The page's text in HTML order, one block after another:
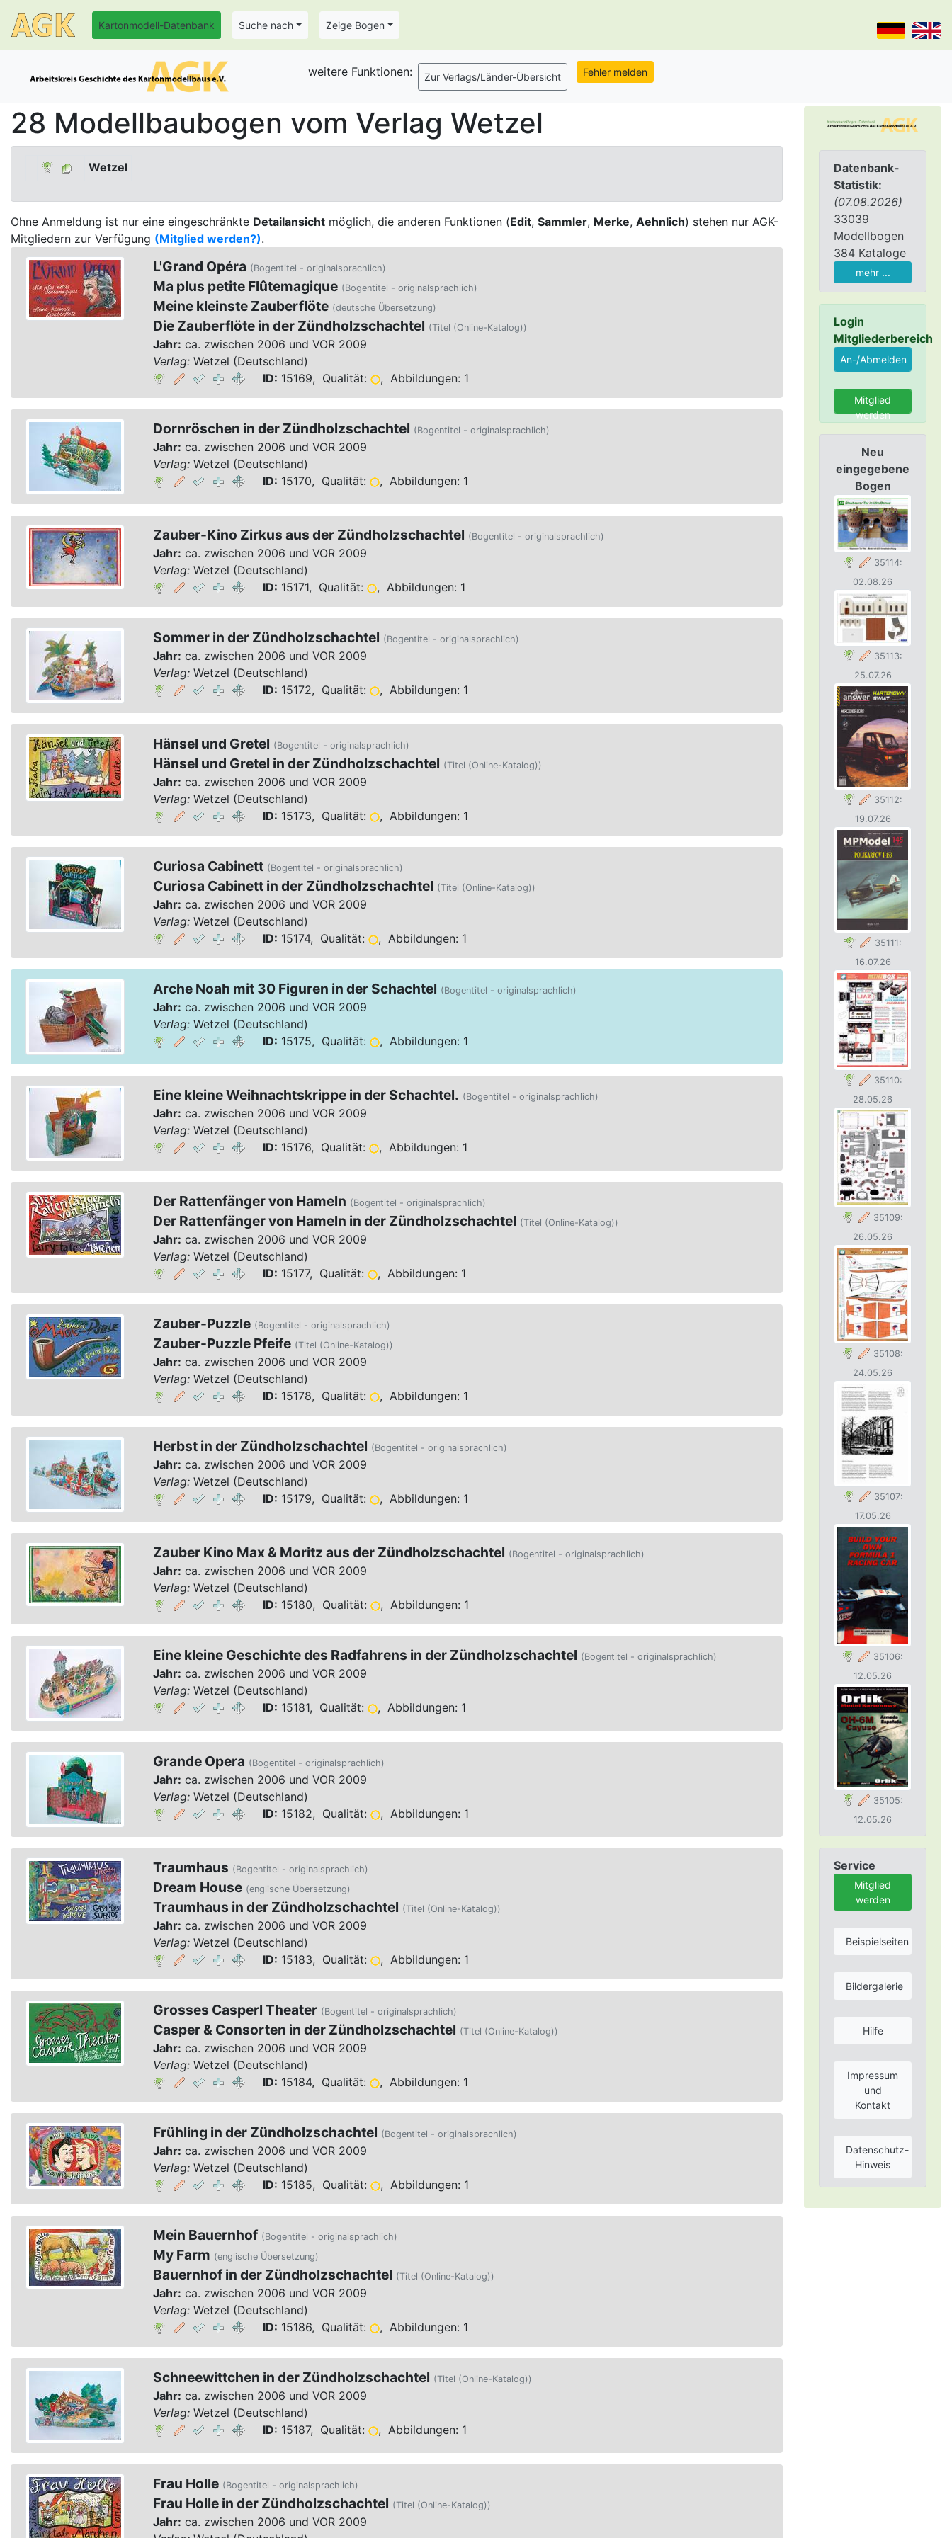
Kartonmodell-Datenbank Suche nach Zeige Bogen
Datenbank-
Statistik:
(07.08.2026)
33039
Modellbogen
384 Kataloge
mehr ...
Login
Mitgliederbereich
Mitglied
werden
Neu
eingegebene
Bogen
35114:
02.08.26
35113:
25.07.26
35112:
19.07.26
35111:
16.07.26
35110:
28.05.26
35109:
26.05.26
35108:
24.05.26
35107:
17.05.26
35106:
12.05.26
35105:
12.05.26
Service
Mitglied
werden
Beispielseiten
Bildergalerie
Hilfe
Impressum
und
Kontakt
Datenschutz-
Hinweis
weitere Funktionen:
28 Modellbaubogen vom Verlag Wetzel
Wetzel
Ohne Anmeldung ist nur eine eingeschränkte Detailansicht möglich, die anderen Funktionen (Edit, Sammler, Merke, Aehnlich) stehen nur AGK-
Mitgliedern zur Verfügung (Mitglied werden?).
L'Grand Opéra (Bogentitel - originalsprachlich)
Ma plus petite Flûtemagique (Bogentitel - originalsprachlich)
Meine kleinste Zauberflöte (deutsche Übersetzung)
Die Zauberflöte in der Zündholzschachtel (Titel (Online-Katalog))
Jahr: ca. zwischen 2006 und VOR 2009
Verlag:Wetzel (Deutschland)
ID: 15169, Qualität: , Abbildungen: 1
Dornröschen in der Zündholzschachtel (Bogentitel - originalsprachlich)
Jahr: ca. zwischen 2006 und VOR 2009
Verlag:Wetzel (Deutschland)
ID: 15170, Qualität: , Abbildungen: 1
Zauber-Kino Zirkus aus der Zündholzschachtel (Bogentitel - originalsprachlich)
Jahr: ca. zwischen 2006 und VOR 2009
Verlag:Wetzel (Deutschland)
ID: 15171, Qualität: , Abbildungen: 1
Sommer in der Zündholzschachtel (Bogentitel - originalsprachlich)
Jahr: ca. zwischen 2006 und VOR 2009
Verlag:Wetzel (Deutschland)
ID: 15172, Qualität: , Abbildungen: 1
Hänsel und Gretel (Bogentitel - originalsprachlich)
Hänsel und Gretel in der Zündholzschachtel (Titel (Online-Katalog))
Jahr: ca. zwischen 2006 und VOR 2009
Verlag:Wetzel (Deutschland)
ID: 15173, Qualität: , Abbildungen: 1
Curiosa Cabinett (Bogentitel - originalsprachlich)
Curiosa Cabinett in der Zündholzschachtel (Titel (Online-Katalog))
Jahr: ca. zwischen 2006 und VOR 2009
Verlag:Wetzel (Deutschland)
ID: 15174, Qualität: , Abbildungen: 1
Arche Noah mit 30 Figuren in der Schachtel (Bogentitel - originalsprachlich)
Jahr: ca. zwischen 2006 und VOR 2009
Verlag:Wetzel (Deutschland)
ID: 15175, Qualität: , Abbildungen: 1
Eine kleine Weihnachtskrippe in der Schachtel. (Bogentitel - originalsprachlich)
Jahr: ca. zwischen 2006 und VOR 2009
Verlag:Wetzel (Deutschland)
ID: 15176, Qualität: , Abbildungen: 1
Der Rattenfänger von Hameln (Bogentitel - originalsprachlich)
Der Rattenfänger von Hameln in der Zündholzschachtel (Titel (Online-Katalog))
Jahr: ca. zwischen 2006 und VOR 2009
Verlag:Wetzel (Deutschland)
ID: 15177, Qualität: , Abbildungen: 1
Zauber-Puzzle (Bogentitel - originalsprachlich)
Zauber-Puzzle Pfeife (Titel (Online-Katalog))
Jahr: ca. zwischen 2006 und VOR 2009
Verlag:Wetzel (Deutschland)
ID: 15178, Qualität: , Abbildungen: 1
Herbst in der Zündholzschachtel (Bogentitel - originalsprachlich)
Jahr: ca. zwischen 2006 und VOR 2009
Verlag:Wetzel (Deutschland)
ID: 15179, Qualität: , Abbildungen: 1
Zauber Kino Max & Moritz aus der Zündholzschachtel (Bogentitel - originalsprachlich)
Jahr: ca. zwischen 2006 und VOR 2009
Verlag:Wetzel (Deutschland)
ID: 15180, Qualität: , Abbildungen: 1
Eine kleine Geschichte des Radfahrens in der Zündholzschachtel (Bogentitel - originalsprachlich)
Jahr: ca. zwischen 2006 und VOR 2009
Verlag:Wetzel (Deutschland)
ID: 15181, Qualität: , Abbildungen: 1
Grande Opera (Bogentitel - originalsprachlich)
Jahr: ca. zwischen 2006 und VOR 2009
Verlag:Wetzel (Deutschland)
ID: 15182, Qualität: , Abbildungen: 1
Traumhaus (Bogentitel - originalsprachlich)
Dream House (englische Übersetzung)
Traumhaus in der Zündholzschachtel (Titel (Online-Katalog))
Jahr: ca. zwischen 2006 und VOR 2009
Verlag:Wetzel (Deutschland)
ID: 15183, Qualität: , Abbildungen: 1
Grosses Casperl Theater (Bogentitel - originalsprachlich)
Casper & Consorten in der Zündholzschachtel (Titel (Online-Katalog))
Jahr: ca. zwischen 2006 und VOR 2009
Verlag:Wetzel (Deutschland)
ID: 15184, Qualität: , Abbildungen: 1
Frühling in der Zündholzschachtel (Bogentitel - originalsprachlich)
Jahr: ca. zwischen 2006 und VOR 2009
Verlag:Wetzel (Deutschland)
ID: 15185, Qualität: , Abbildungen: 1
Mein Bauernhof (Bogentitel - originalsprachlich)
My Farm (englische Übersetzung)
Bauernhof in der Zündholzschachtel (Titel (Online-Katalog))
Jahr: ca. zwischen 2006 und VOR 2009
Verlag:Wetzel (Deutschland)
ID: 15186, Qualität: , Abbildungen: 1
Schneewittchen in der Zündholzschachtel (Titel (Online-Katalog))
Jahr: ca. zwischen 2006 und VOR 2009
Verlag:Wetzel (Deutschland)
ID: 15187, Qualität: , Abbildungen: 1
Frau Holle (Bogentitel - originalsprachlich)
Frau Holle in der Zündholzschachtel (Titel (Online-Katalog))
Jahr: ca. zwischen 2006 und VOR 2009